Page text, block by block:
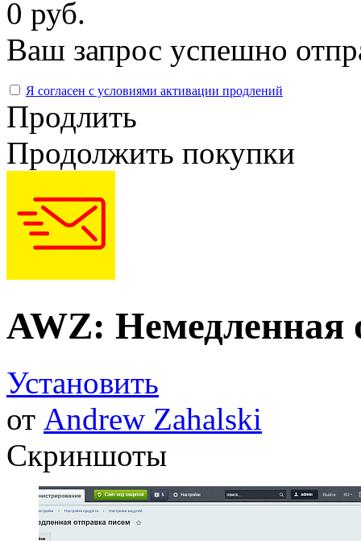
0 руб.
Ваш запрос успешно
Я согласен с условиями активации продлений
Продлить
Продолжить покупки
AWZ: Немедленная
Установить
от Andrew Zahalski
Скриншоты